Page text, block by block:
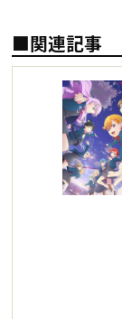
■関連記事